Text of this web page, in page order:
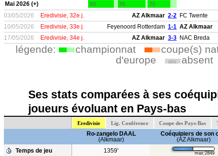
Mai 2026 (+) 80 85 70
03/05/2026 Eredivisie, 32e j. AZ Alkmaar 2-2 FC Twente
10/05/2026
Eredivisie, 33e j. Feyenoord Rotterdam 1-1 AZ Alkmaar
17/05/2026
Eredivisie, 34e j. AZ Alkmaar 3-3 NAC Breda
légende: championnat
coupe(s)
d'europe
abs. absent
Ses stats comparées à ses
joueurs évoluant en Pays-bas
Eredivisie Lig. Conférence Coupe des Pays-Bas
Ro-zangelo DAAL
(Alkmaar)
Coéquipiers de son
(AZ Alkmaar)
Temps de jeu
1359' max:2849